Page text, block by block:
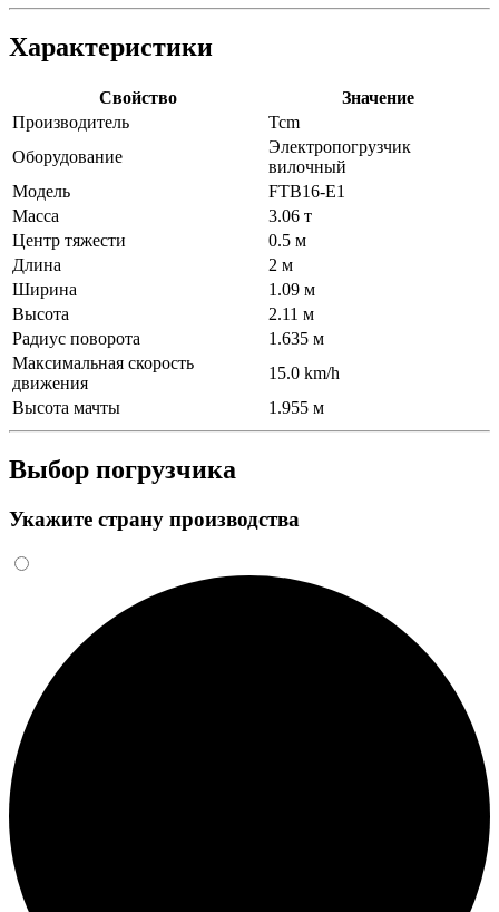
Характеристики
Свойство
Значение
Производитель
Tcm
Оборудование
Электропогрузчик
вилочный
Модель
FTB16-E1
Масса
3.06 т
Центр тяжести
0.5 м
Длина
2 м
Ширина
1.09 м
Высота
2.11 м
Радиус поворота
1.635 м
Максимальная скорость
движения
15.0 km/h
Высота мачты
1.955 м
Выбор погрузчика
Укажите страну производства